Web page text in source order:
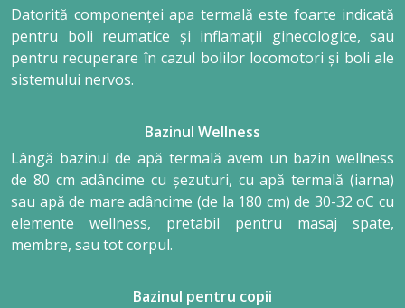
Datorită componenței apa termală este foarte indicată
pentru boli reumatice și inflamații ginecologice, sau
pentru recuperare în cazul bolilor locomotori și boli ale
sistemului nervos.
Bazinul Wellness
Lângă bazinul de apă termală avem un bazin wellness
de 80 cm adâncime cu șezuturi, cu apă termală (iarna)
sau apă de mare adâncime (de la 180 cm) de 30-32 oC cu
elemente wellness, pretabil pentru masaj spate,
membre, sau tot corpul.
Bazinul pentru copii